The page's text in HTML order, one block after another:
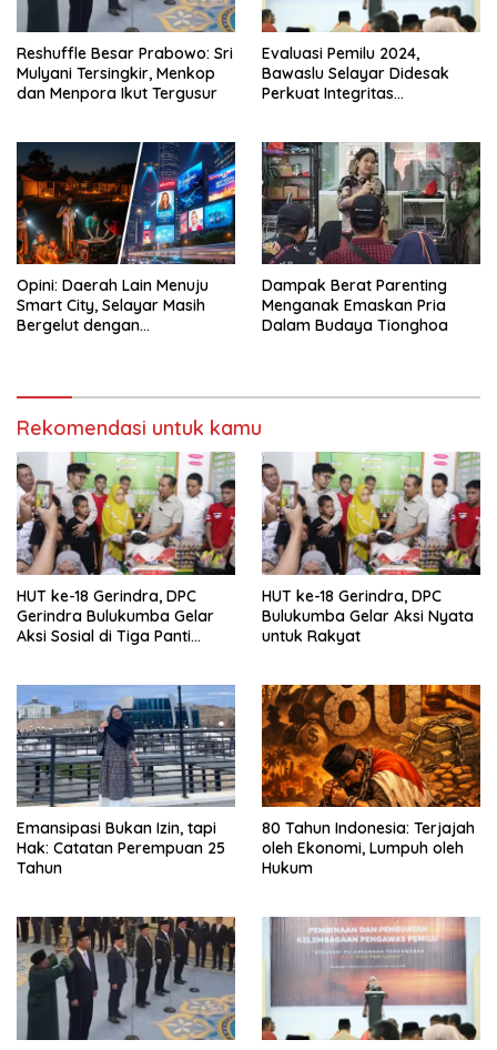
Reshuffle Besar Prabowo: Sri
Mulyani Tersingkir, Menkop
dan Menpora Ikut Tergusur
Evaluasi Pemilu 2024,
Bawaslu Selayar Didesak
Perkuat Integritas
‎Opini: Daerah Lain Menuju
Smart City, Selayar Masih
Bergelut dengan
Dampak Berat Parenting
Menganak Emaskan Pria
Dalam Budaya Tionghoa
Rekomendasi untuk kamu
HUT ke-18 Gerindra, DPC
Gerindra Bulukumba Gelar
Aksi Sosial di Tiga Panti
HUT ke-18 Gerindra, DPC
Bulukumba Gelar Aksi Nyata
untuk Rakyat
Emansipasi Bukan Izin, tapi
Hak: Catatan Perempuan 25
Tahun
80 Tahun Indonesia: Terjajah
oleh Ekonomi, Lumpuh oleh
Hukum